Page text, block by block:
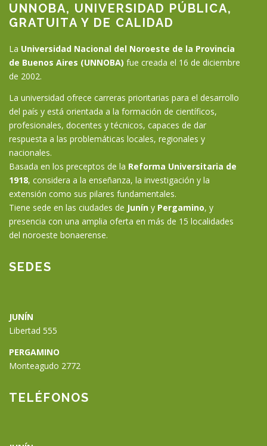
UNNOBA, UNIVERSIDAD PÚBLICA,
GRATUITA Y DE CALIDAD
La Universidad Nacional del Noroeste de la Provincia
de Buenos Aires (UNNOBA) fue creada el 16 de diciembre
de 2002.
La universidad ofrece carreras prioritarias para el desarrollo
del país y está orientada a la formación de científicos,
profesionales, docentes y técnicos, capaces de dar
respuesta a las problemáticas locales, regionales y
nacionales.
Basada en los preceptos de la Reforma Universitaria de
1918, considera a la enseñanza, la investigación y la
extensión como sus pilares fundamentales.
Tiene sede en las ciudades de Junín y Pergamino, y
presencia con una amplia oferta en más de 15 localidades
del noroeste bonaerense.
SEDES
JUNÍN
Libertad 555
PERGAMINO
Monteagudo 2772
TELÉFONOS